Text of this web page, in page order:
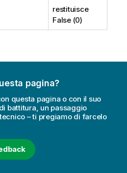
restituisce
False (0)
pagina?
questa pagina o con il suo
battitura, un passaggio
– ti pregiamo di farcelo